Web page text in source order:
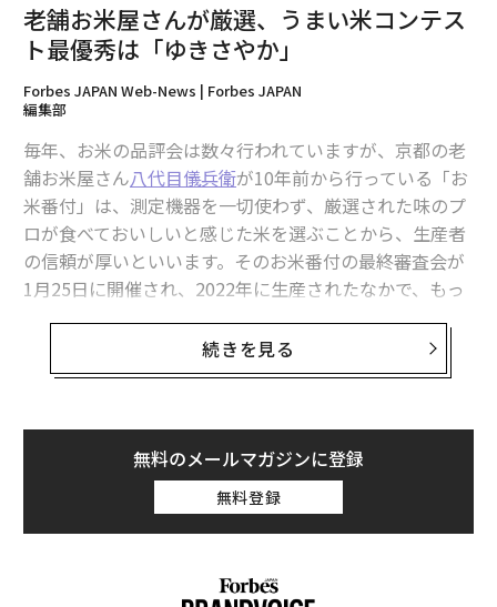
老舗お米屋さんが厳選、うまい米コンテス
ト最優秀は「ゆきさやか」
Forbes JAPAN Web-News | Forbes JAPAN
編集部
毎年、お米の品評会は数々行われていますが、京都の老
舗お米屋さん八代目儀兵衛が10年前から行っている「お
米番付」は、測定機器を一切使わず、厳選された味のプ
ロが食べておいしいと感じた米を選ぶことから、生産者
の信頼が厚いといいます。そのお米番付の最終審査会が
1月25日に開催され、2022年に生産されたなかで、もっ
とも「うまい米」が決定しました。
1787年に創業した八代目儀兵衛は、2013年からお米番
から178品がエントリーしました。お米番付では、一般
的なお米の品評会で使われる食味計は使わず、「人が五
感で感じる美味しさ」を追究した実食審査を貫いていま
す。厳格なルールに基づいて炊飯された米の、ツヤ、白
さ、香り、食感、粘り、甘さ、喉ごしが審査されます。
続きを見る
無料のメールマガジンに登録
無料登録